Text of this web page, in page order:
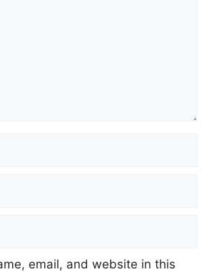
email, and website in this